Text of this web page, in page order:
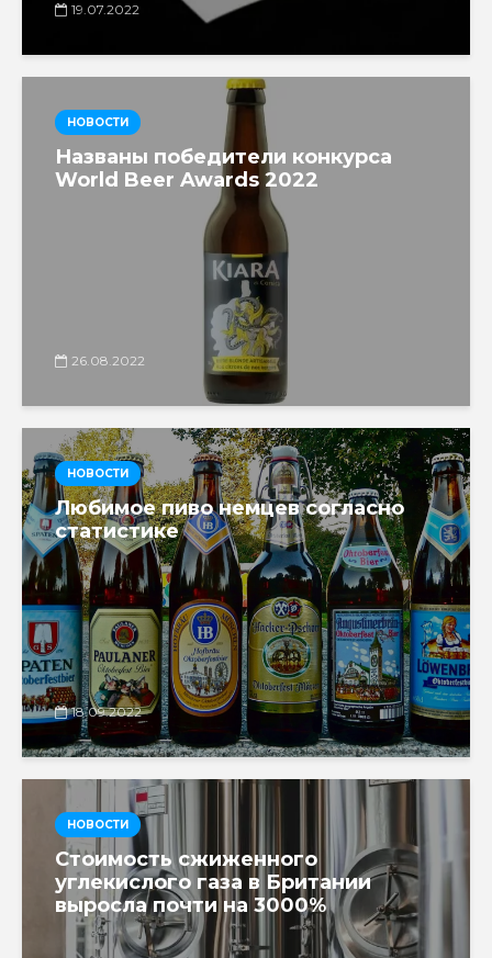
19.07.2022
НОВОСТИ
Названы победители конкурса
World Beer Awards 2022
26.08.2022
НОВОСТИ
Любимое пиво немцев согласно
статистике
18.09.2022
НОВОСТИ
Стоимость сжиженного
углекислого газа в Британии
выросла почти на 3000%